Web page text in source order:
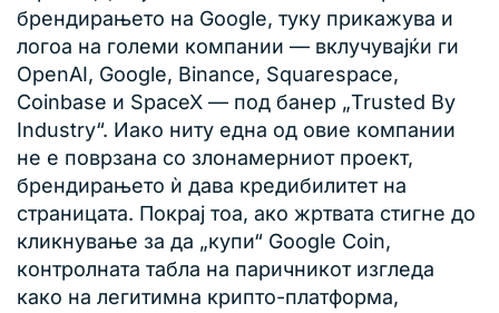
брендирањето на Google, туку прикажува и
логоа на големи компании — вклучувајќи ги
OpenAI, Google, Binance, Squarespace,
Coinbase и SpaceX — под банер „Trusted By
Industry“. Иако ниту една од овие компании
не е поврзана со злонамерниот проект,
брендирањето ѝ дава кредибилитет на
страницата. Покрај тоа, ако жртвата стигне до
кликнување за да „купи“ Google Coin,
контролната табла на паричникот изгледа
како на легитимна крипто-платформа,